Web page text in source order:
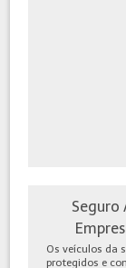
Seguro
Os veículos da
protegidos e